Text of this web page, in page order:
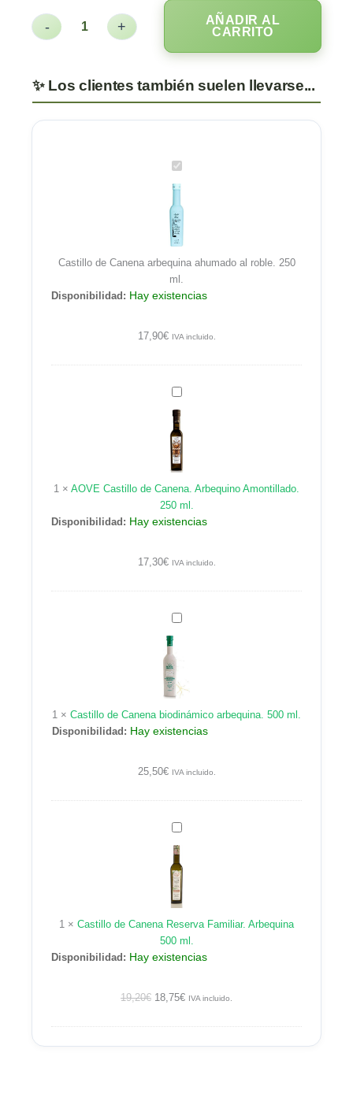
- +
AÑADIR AL
CARRITO
Castillo
de
Canena
arbequina
ahumado
al
roble.
250
ml.
Castillo de Canena arbequina ahumado al roble. 250
ml.
Disponibilidad: Hay existencias
17,90€ IVA incluido.
AOVE
Castillo
de
Canena.
Arbequino
Amontillado.
250
ml.
1 × AOVE Castillo de Canena. Arbequino Amontillado.
250 ml.
Disponibilidad: Hay existencias
17,30€ IVA incluido.
Castillo
de
Canena
biodinámico
arbequina.
500
ml.
1 × Castillo de Canena biodinámico arbequina. 500 ml.
Disponibilidad: Hay existencias
25,50€ IVA incluido.
Castillo
de
Canena
Reserva
Familiar.
Arbequina
500
ml.
1 × Castillo de Canena Reserva Familiar. Arbequina
500 ml.
Disponibilidad: Hay existencias
19,20€ 18,75€ IVA incluido.